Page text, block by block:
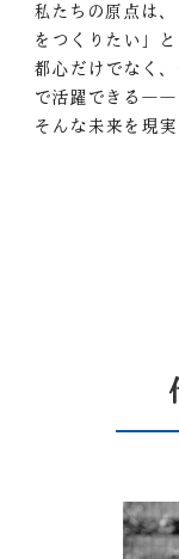
私たちの原点は
をつくりたい」と
都心だけでなく
で活躍できる――
そんな未来を現